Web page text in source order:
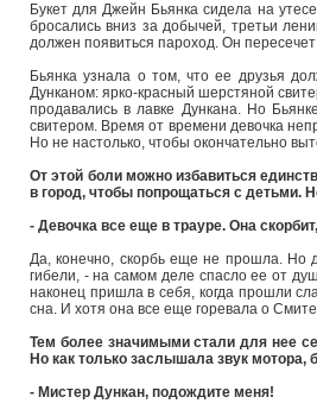
Букет для Джейн Бьянка сидела на
бросались вниз за добычей, третьи
должен появиться пароход. Он
Бьянка узнала о том, что ее друзья
Дунканом: ярко-красный шерстяной
продавались в лавке Дункана. Но
свитером. Время от времени девочка
Но не настолько, чтобы окончательно
От этой боли можно избавиться
в город, чтобы попрощаться с детьми.
- Девочка все еще в трауре. Она
Да, конечно, скорбь еще не прошла. Но
гибели, - на самом деле спасло ее от
наконец пришла в себя, когда прошли
сна. И хотя она все еще горевала о
Тем более значимыми стали для нее
Но как только заслышала звук мотора,
- Мистер Дункан, подождите меня!